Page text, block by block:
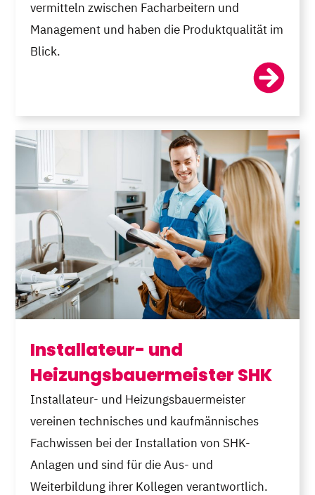
vermitteln zwischen Facharbeitern und
Management und haben die Produktqualität im
Blick.
Installateur- und
Heizungsbauermeister SHK
Installateur- und Heizungsbauermeister
vereinen technisches und kaufmännisches
Fachwissen bei der Installation von SHK-
Anlagen und sind für die Aus- und
Weiterbildung ihrer Kollegen verantwortlich.